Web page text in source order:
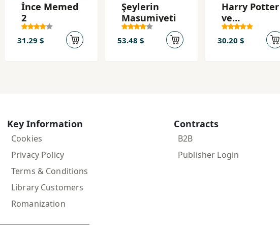
İnce Memed
2
31.29 $
Şeylerin
Masumiyeti
53.48 $
Harry Potter
ve
Zümrüdüank
a Yoldasligi
30.20 $
Key Information
Cookies
Privacy Policy
Terms & Conditions
Library Customers
Romanization
Contracts
B2B
Publisher Login